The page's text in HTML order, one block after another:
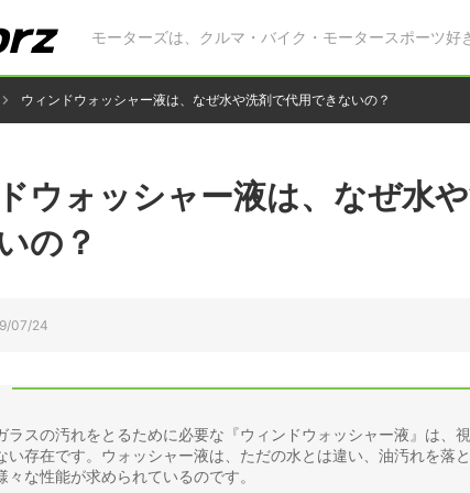
モーターズは、クルマ・バイク・モータースポーツ好
ウィンドウォッシャー液は、なぜ水や洗剤で代用できないの？
ウォッシャー液は、なぜ水
の？
07/24
ラスの汚れをとるために必要な『ウィンドウォッシャー液』は、
い存在です。ウォッシャー液は、ただの水とは違い、油汚れを落
々な性能が求められているのです。